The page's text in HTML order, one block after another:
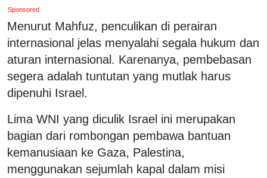
Sponsored
Menurut Mahfuz, penculikan di perairan
internasional jelas menyalahi segala hukum dan
aturan internasional. Karenanya, pembebasan
segera adalah tuntutan yang mutlak harus
dipenuhi Israel.
Lima WNI yang diculik Israel ini merupakan
bagian dari rombongan pembawa bantuan
kemanusiaan ke Gaza, Palestina,
menggunakan sejumlah kapal dalam misi